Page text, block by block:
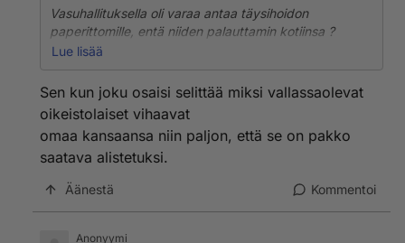
Vasuhallituksella oli varaa antaa täysihoidon
paperittomille, entä niiden palauttamin kotiinsa ?
https://stm.fi/paperittomien-terveydenhuolto
Lue lisää
Sen kun joku osaisi selittää miksi vallassaolevat
oikeistolaiset vihaavat
omaa kansaansa niin paljon, että se on pakko
saatava alistetuksi.
Äänestä Kommentoi
Anonyymi